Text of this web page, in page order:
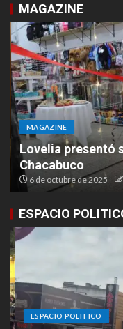
MAGAZINE
MAGAZINE
Lovelia presentó
Chacabuco
6 de octubre de 2025
ESPACIO
ESPACIO POLITICO